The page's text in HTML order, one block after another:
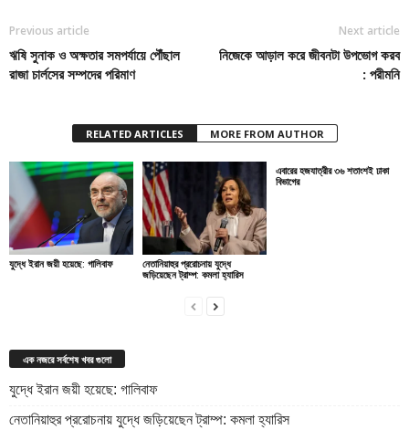
Previous article
ঋষি সুনাক ও অক্ষতার সমপর্যায়ে পৌঁছাল
রাজা চার্লসের সম্পদের পরিমাণ
Next article
নিজেকে আড়াল করে জীবনটা উপভোগ করব
: পরীমনি
RELATED ARTICLES MORE FROM AUTHOR
যুদ্ধে ইরান জয়ী হয়েছে: গালিবাফ
নেতানিয়াহুর প্ররোচনায় যুদ্ধে
জড়িয়েছেন ট্রাম্প: কমলা হ্যারিস
এবারের হজযাত্রীর ৩৬ শতাংশই ঢাকা
বিভাগের
এক নজরে সর্বশেষ খবর গুলো
যুদ্ধে ইরান জয়ী হয়েছে: গালিবাফ
নেতানিয়াহুর প্ররোচনায় যুদ্ধে জড়িয়েছেন ট্রাম্প: কমলা হ্যারিস